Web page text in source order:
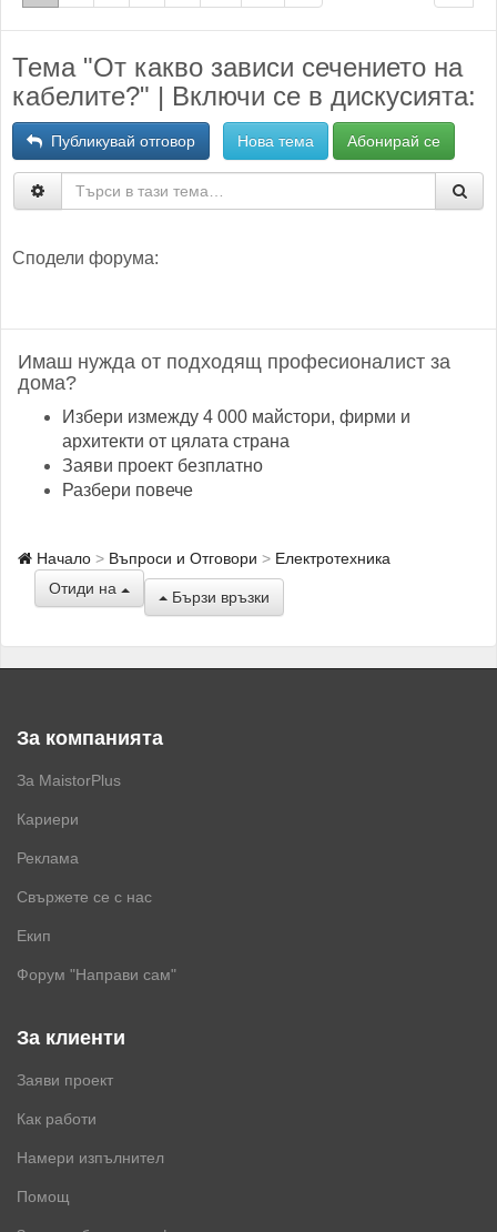
Тема "От какво зависи сечението на
кабелите?" | Включи се в дискусията:
Публикувай отговор Нова тема Абонирай се
Сподели форума:
Имаш нужда от подходящ професионалист за
дома?
Избери измежду 4 000 майстори, фирми и
архитекти от цялата страна
Заяви проект безплатно
Разбери повече
Начало Въпроси и Отговори
Електротехника
Отиди на
Бързи връзки
За компанията
За MaistorPlus
Кариери
Реклама
Свържете се с нас
Екип
Форум "Направи сам"
За клиенти
Заяви проект
Как работи
Намери изпълнител
Помощ